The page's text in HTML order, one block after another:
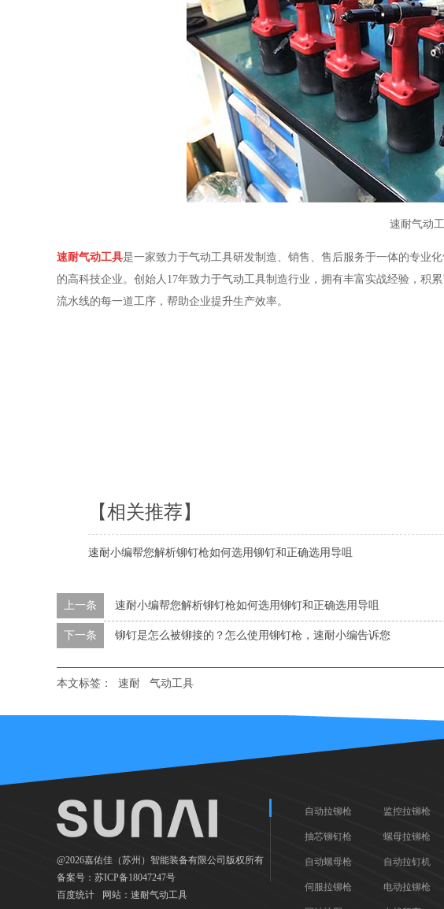
速耐气动
速耐气动工具是一家致力于气动工具研发制造、销售、售后服务于一体的专业
的高科技企业。创始人 17年致力于气动工具制造行业，拥有丰富实战经验，积
流水线的每一道工序，帮助企业提升生产效率。
【相关推荐】
速耐小编帮您解析铆钉枪如何选用铆钉和正确选用导咀
上一条 速耐小编帮您解析铆钉枪如何选用铆钉和正确选用导咀
下一条 铆钉是怎么被铆接的？怎么使用铆钉枪，速耐小编告诉您
本文标签： 速耐 气动工具
@2026嘉佑佳（苏州）智能装备有限公司版权所有
备案号： 苏ICP备18047247号
百度统计
网站： 速耐气动工具
自动拉铆枪 监控拉铆枪
抽芯铆钉枪 螺母拉铆枪
自动螺母枪 自动拉钉机
伺服拉铆枪 电动拉铆枪